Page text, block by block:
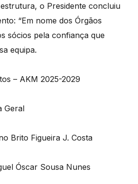
o Presidente concluiu
“Em nome dos Órgãos
sócios pela confiança que
equipa.
– AKM 2025-2029
Geral
Brito Figueira J. Costa
Óscar Sousa Nunes